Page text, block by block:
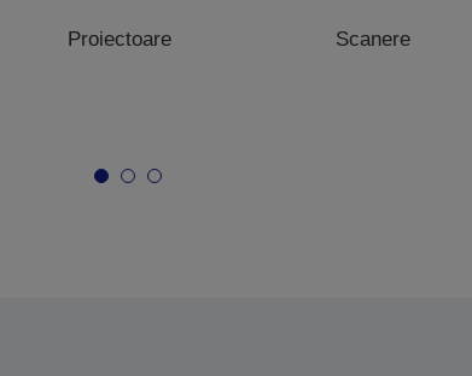
Proiectoare Scanere